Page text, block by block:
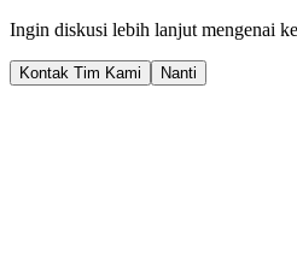
Ingin diskusi lebih lanjut mengenai
Kontak Tim Kami Nanti